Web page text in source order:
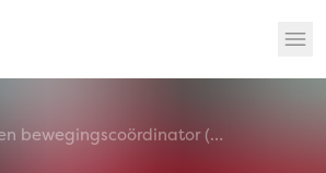
Sport en bewegingscoördinator (bol)